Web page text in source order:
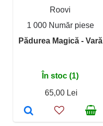
Roovi
1 000 Număr piese
Pădurea Magică - Vară
În stoc (1)
65,00 Lei